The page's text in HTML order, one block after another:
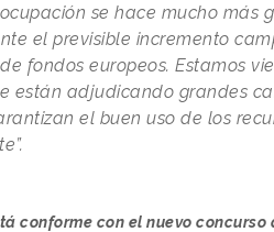
se hace mucho más
el previsible incremento
fondos europeos. Estamos
están adjudicando grandes
el buen uso de los
conforme con el nuevo